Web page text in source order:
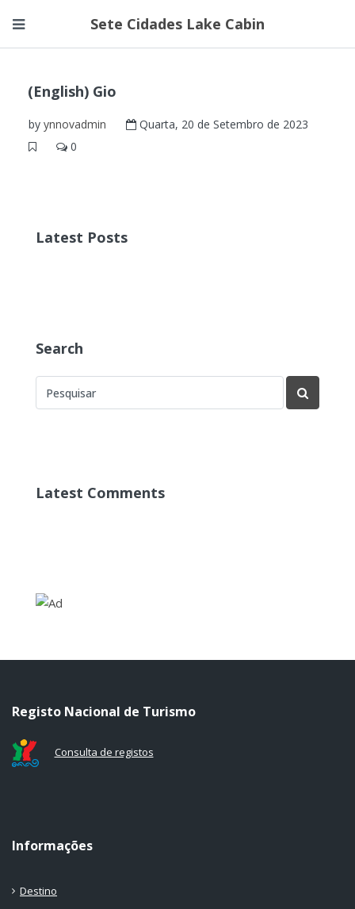
Sete Cidades Lake Cabin
(English) Gio
by ynnovadmin
Quarta, 20 de Setembro de 2023
0
Latest Posts
Search
Latest Comments
Registo Nacional de Turismo
Consulta de registos
Informações
Destino